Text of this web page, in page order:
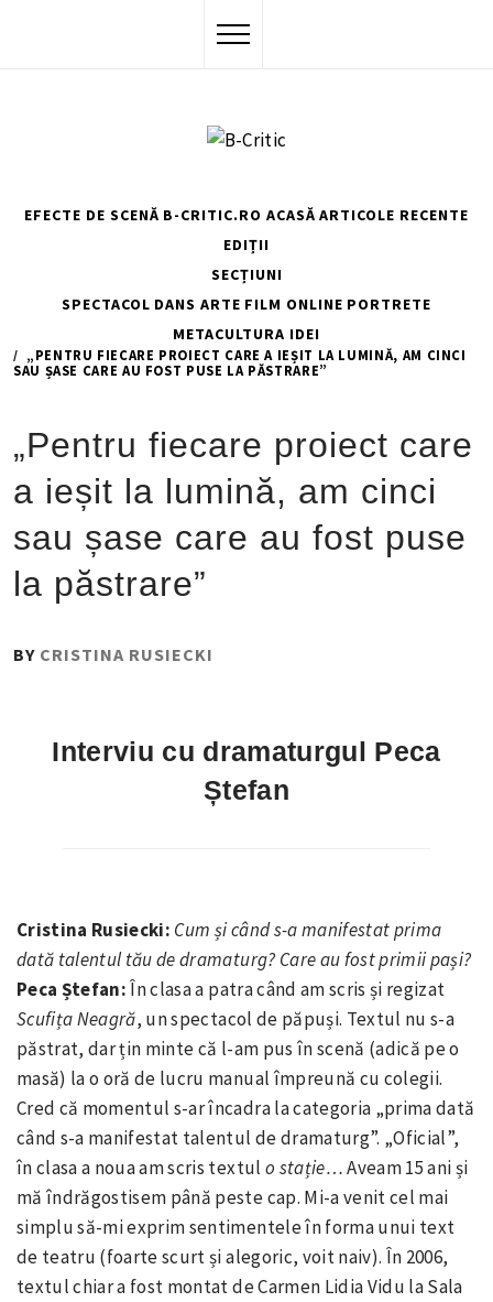
EFECTE DE SCENĂ B-CRITIC.RO ACASĂ ARTICOLE RECENTE
EDIȚII
SECȚIUNI
SPECTACOL DANS ARTE FILM ONLINE PORTRETE
METACULTURA IDEI
TEATRU
„PENTRU FIECARE PROIECT CARE A IEȘIT LA LUMINĂ, AM CINCI
SAU ȘASE CARE AU FOST PUSE LA PĂSTRARE”
„Pentru fiecare proiect care
a ieșit la lumină, am cinci
sau șase care au fost puse
la păstrare”
PUBLISHED
OCTOMBRIE
BY CRISTINA RUSIECKI
Interviu cu dramaturgul Peca
Ștefan
Cristina Rusiecki: Cum și când s-a manifestat prima
dată talentul tău de dramaturg? Care au fost primii pași?
Peca Ștefan:În clasa a patra când am scris și regizat
Scufița Neagră, un spectacol de păpuși. Textul nu s-a
păstrat, dar țin minte că l-am pus în scenă (adică pe o
masă) la o oră de lucru manual împreună cu colegii.
Cred că momentul s-ar încadra la categoria „prima dată
când s-a manifestat talentul de dramaturg”. „Oficial”,
în clasa a noua am scris textul o stație…Aveam 15 ani și
mă îndrăgostisem până peste cap. Mi-a venit cel mai
simplu să-mi exprim sentimentele în forma unui text
de teatru (foarte scurt și alegoric, voit naiv). În 2006,
textul chiar a fost montat de Carmen Lidia Vidu la Sala